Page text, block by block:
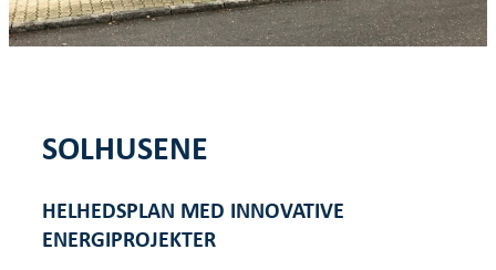
SOLHUSENE
HELHEDSPLAN MED INNOVATIVE
ENERGIPROJEKTER